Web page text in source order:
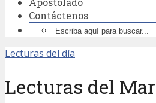
Contáctenos
Lecturas del día
Lecturas del